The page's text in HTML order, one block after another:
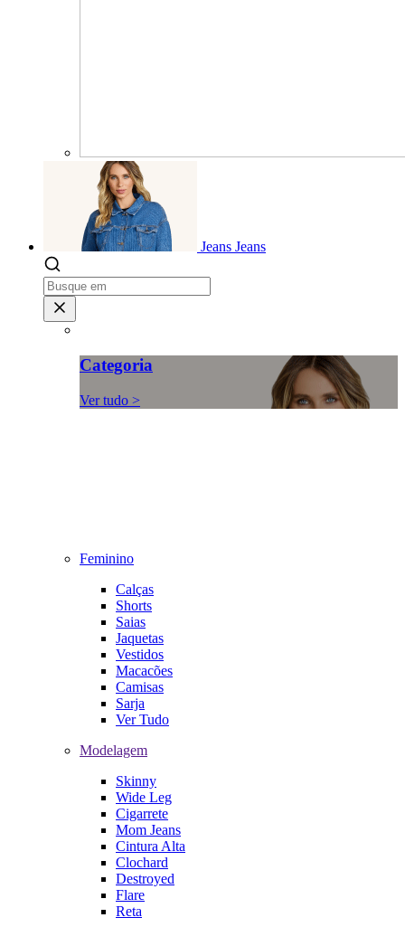
Jeans Jeans
Categoria
Ver tudo >
Feminino
Calças
Shorts
Saias
Jaquetas
Vestidos
Macacões
Camisas
Sarja
Ver Tudo
Modelagem
Skinny
Wide Leg
Cigarrete
Mom Jeans
Cintura Alta
Clochard
Destroyed
Flare
Reta